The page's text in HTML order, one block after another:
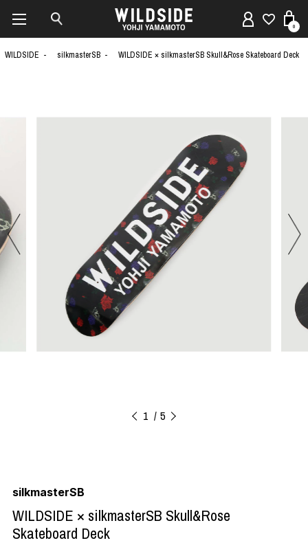
0
WILDSIDE silkmasterSB WILDSIDE × silkmasterSB Skull&Rose Skateboard Deck
1 5
silkmasterSB
WILDSIDE × silkmasterSB Skull&Rose
Skateboard Deck